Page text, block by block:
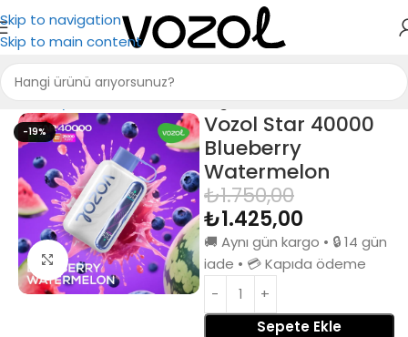
Skip to navigation
Skip to main content
Ana Sayfa Vozol Elektronik Sigara
-19%
Büyütmek için tıkla
Vozol Star 40000
Blueberry
Watermelon
₺1.750,00
₺1.425,00
🚚 Aynı gün kargo • 🔒 14 gün
iade • 💳 Kapıda ödeme
Sepete Ekle